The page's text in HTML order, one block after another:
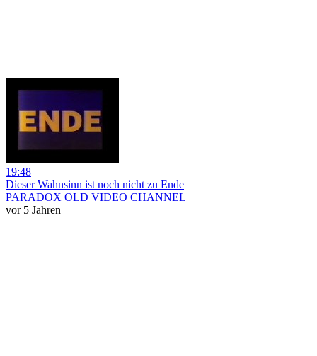
19:48
Dieser Wahnsinn ist noch nicht zu Ende
PARADOX OLD VIDEO CHANNEL
vor 5 Jahren